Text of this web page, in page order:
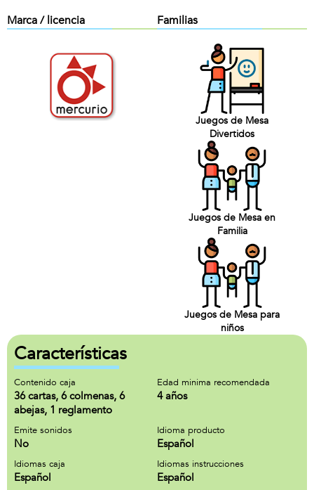
Marca / licencia Familias
Juegos de Mesa
Divertidos
Juegos de Mesa en
Familia
Juegos de Mesa para
niños
Características
Contenido caja
36 cartas, 6 colmenas, 6
abejas, 1 reglamento
Edad minima recomendada
4 años
Emite sonidos
No
Idioma producto
Español
Idiomas caja
Español
Idiomas instrucciones
Español